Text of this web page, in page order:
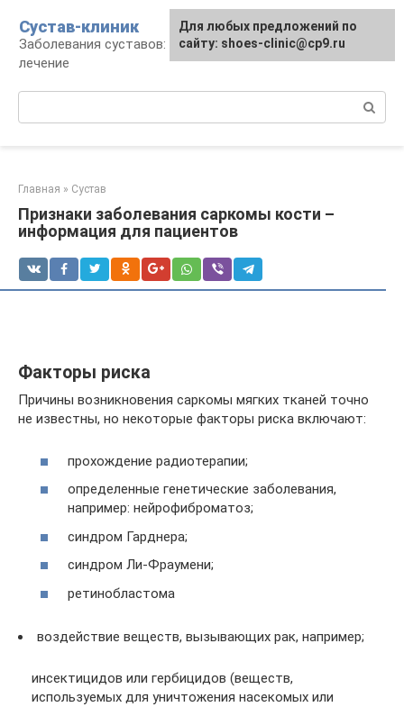
контенту
Сустав-клиник
Заболевания суставов: профилактика и
лечение
Главная » Сустав
Признаки заболевания саркомы кости –
информация для пациентов
Факторы риска
Причины возникновения саркомы мягких тканей точно
не известны, но некоторые факторы риска включают:
прохождение радиотерапии;
определенные генетические заболевания,
например: нейрофиброматоз;
синдром Гарднера;
синдром Ли-Фраумени;
ретинобластома
воздействие веществ, вызывающих рак, например;
инсектицидов или гербицидов (веществ,
используемых для уничтожения насекомых или
Для любых предложений по
сайту: shoes-clinic@cp9.ru